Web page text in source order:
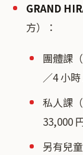
GRAND
方）：
團體課
／4 小
私人課
33,000
另有兒